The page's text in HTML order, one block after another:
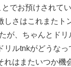
とでお預けされて
しさはこれまたト
が、ちゃんとドリ
リルtnkがどうなっ
はまたいつか機